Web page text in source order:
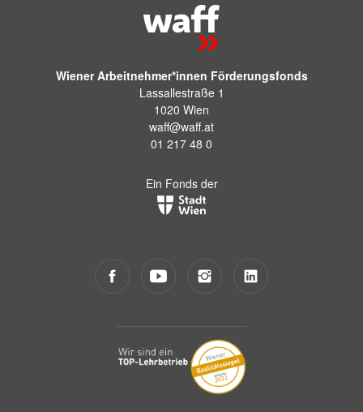
Wiener Arbeitnehmer*innen Förderungsfonds
Lassallestraße 1
1020 Wien
waff@waff.at
01 217 48 0
Ein Fonds der